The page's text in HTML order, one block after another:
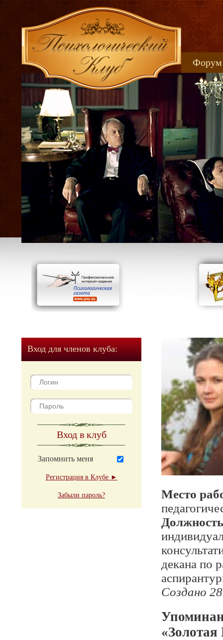
Форум
Вход для членов клуба:
Вход в клуб
Запомнить меня
Регистрация в Клубе ►
Забыли пароль?
Место
декана по
Создано
«Золотая